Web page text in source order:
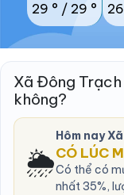
29 ° / 29 °
Xã Đông Trạch
không?
🌦️
Hôm nay
CÓ LÚC
Có thể có
nhất 35%,